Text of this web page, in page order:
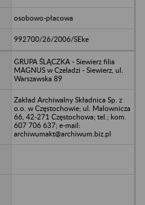
osobowo-płacowa
992700/26/2006/SEke
GRUPA ŚLĄCZKA - Siewierz filia
MAGNUS w Czeladzi - Siewierz, ul.
Warszawska 89
Zakład Archiwalny Składnica Sp. z
o.o. w Częstochowie; ul. Malownicza
66, 42-271 Częstochowa; tel.; kom.
607 706 637; e-mail:
archiwumakt@archiwum.biz.pl